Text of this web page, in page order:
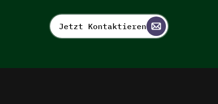
Jetzt Kontaktieren